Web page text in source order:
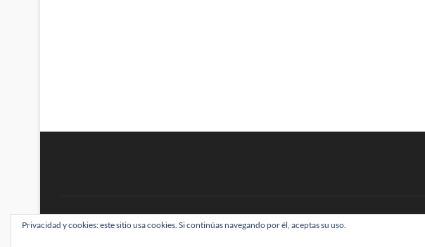
BRAINSTOMPING| Diseñado por:Theme Freesia|WordPress| © Todos los derechos reservados
Privacidad y cookies: este sitio usa cookies. Si continúas navegando por él, aceptas su uso.